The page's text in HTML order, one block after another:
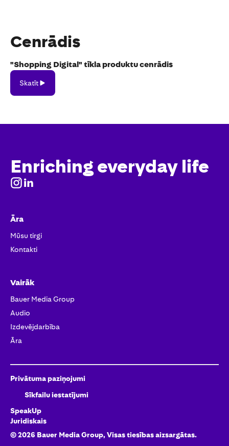
Cenrādis
"Shopping Digital" tīkla produktu cenrādis
Skatīt
Enriching everyday life
Āra
Mūsu tirgi
Kontakti
Vairāk
Bauer Media Group
Audio
Izdevējdarbība
Āra
Privātuma paziņojumi
Sīkfailu iestatījumi
SpeakUp
Juridiskais
©2026 Bauer Media Group, Visas tiesības aizsargātas.